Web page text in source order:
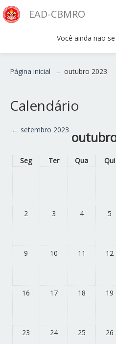
EAD-CBMRO
Você ainda não
Página inicial → outubro 2023
Calendário
← setembro 2023
Seg Ter Qua Qui
2 3 4 5
9 10 11 12
16 17 18 19
23 24 25 26